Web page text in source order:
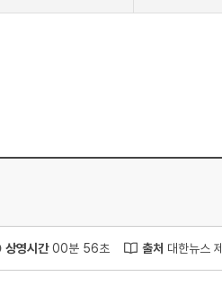
상영시간00분 56초 출처 대한뉴스